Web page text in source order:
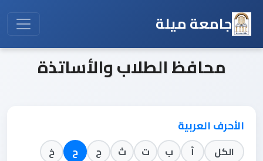
جامعة ميلة
محافظ الطلاب والأساتذة
الأحرف العربية
الكل أ ب ت ث ج ح
خ